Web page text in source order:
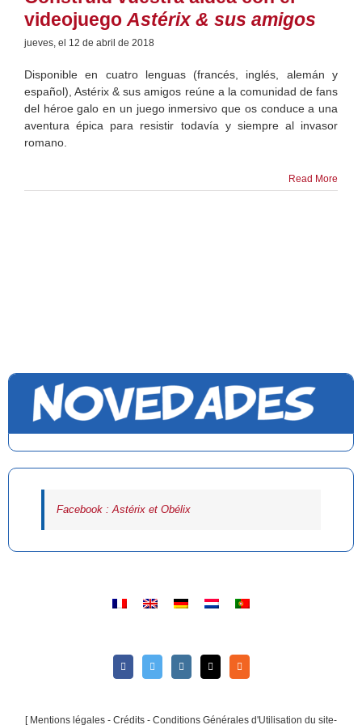
videojuegoAstérix & sus amigos
jueves, el 12 de abril de 2018
Disponible en cuatro lenguas (francés, inglés, alemán y
español), Astérix & sus amigos reúne a la comunidad de fans
del héroe galo en un juego inmersivo que os conduce a una
aventura épica para resistir todavía y siempre al invasor
romano.
Read More
Facebook : Astérix et Obélix
[ Mentions légales - Crédits - Conditions Générales d'Utilisation du site-